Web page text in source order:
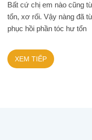
Bất cứ chị em nào cũng
tổn, xơ rối. Vậy nàng đã
phục hồi phần tóc hư tổn
XEM TIẾP